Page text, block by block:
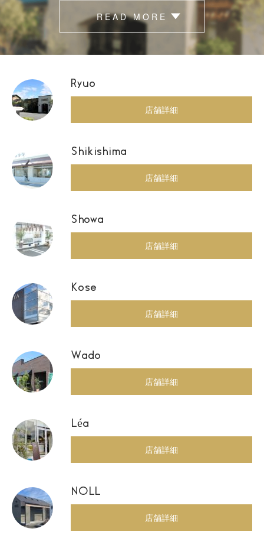
READ MORE
Ryuo
店舗詳細
Shikishima
店舗詳細
Showa
店舗詳細
Kose
店舗詳細
Wado
店舗詳細
Léa
店舗詳細
NOLL
店舗詳細